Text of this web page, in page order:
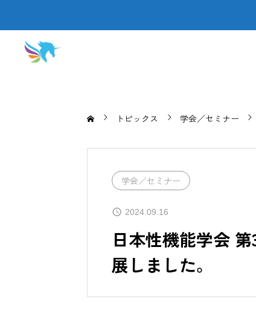
トピックス 学会／セミナー
学会／セミナー
2024.09.16
日本性機能学会
展しました。